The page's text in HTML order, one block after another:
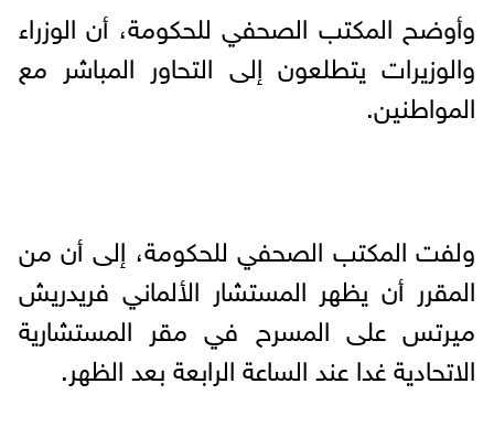
وأوضح المكتب الصحفي للحكومة، أن الوزراء
والوزيرات يتطلعون إلى التحاور المباشر مع
المواطنين.
ولفت المكتب الصحفي للحكومة، إلى أن من
المقرر أن يظهر المستشار الألماني فريدريش
ميرتس على المسرح في مقر المستشارية
الاتحادية غدا عند الساعة الرابعة بعد الظهر.